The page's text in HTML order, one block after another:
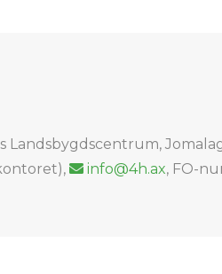
Landsbygdscentrum,
Email address
info@4h.ax, FO-